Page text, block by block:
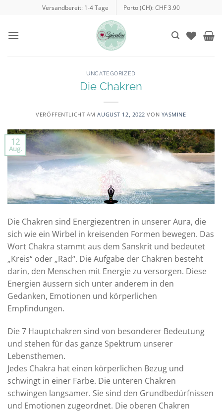
springen
Versandbereit: 1-4 Tage Porto (CH): CHF 3.90
UNCATEGORIZED
Die Chakren
VERÖFFENTLICHT AMAUGUST 12, 2022 VON YASMINE
12
Aug.
Die Chakren sind Energiezentren in unserer Aura, die
sich wie ein Wirbel in kreisenden Formen bewegen. Das
Wort Chakra stammt aus dem Sanskrit und bedeutet
„Kreis“ oder „Rad“. Die Aufgabe der Chakren besteht
darin, den Menschen mit Energie zu versorgen. Diese
Energien äussern sich unter anderem in den
Gedanken, Emotionen und körperlichen
Empfindungen.
Die 7 Hauptchakren sind von besonderer Bedeutung
und stehen für das ganze Spektrum unserer
Lebensthemen.
Jedes Chakra hat einen körperlichen Bezug und
schwingt in einer Farbe. Die unteren Chakren
schwingen langsamer. Sie sind den Grundbedürfnissen
und Emotionen zugeordnet. Die oberen Chakren